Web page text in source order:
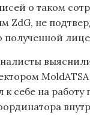
о таком
ZdG, не
MoldATSA
себе на работу